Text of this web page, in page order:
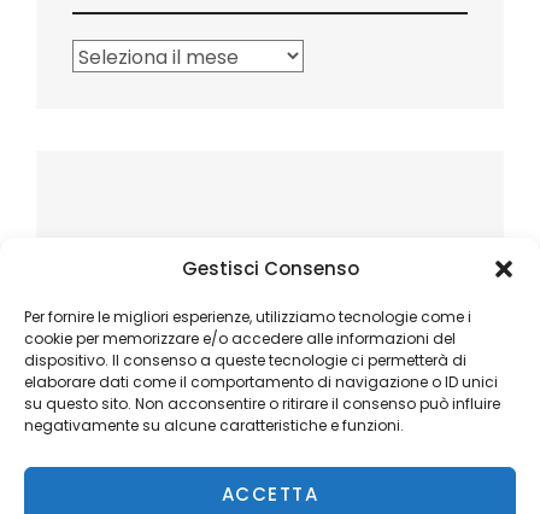
Gestisci Consenso
Per fornire le migliori esperienze, utilizziamo tecnologie come i
cookie per memorizzare e/o accedere alle informazioni del
dispositivo. Il consenso a queste tecnologie ci permetterà di
elaborare dati come il comportamento di navigazione o ID unici
su questo sito. Non acconsentire o ritirare il consenso può influire
negativamente su alcune caratteristiche e funzioni.
ACCETTA
Archivi